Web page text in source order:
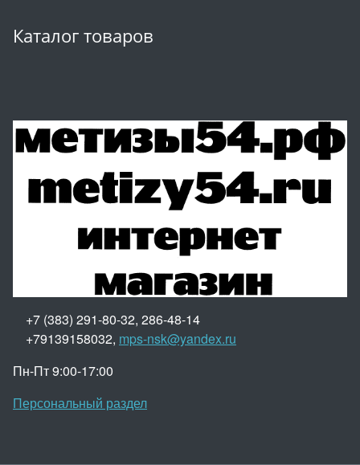
Каталог товаров
+7 (383) 291-80-32, 286-48-14
+79139158032, mps-nsk@yandex.ru
Пн-Пт 9:00-17:00
Персональный раздел